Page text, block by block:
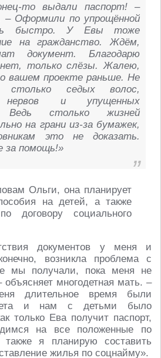
то выдали паспорт! –
– Оформили по упрощённой
быстро. У Евы тоже
на гражданство. Ждём,
документ. Благодарю
только слёзы. Жалею,
вашем проекте раньше. Не
столько седых волос,
нервов и упущенных
Ведь столько жизней
на грани из-за бумажек,
это не доказать.
за помощь!»
Ольги, она планирует
на детей, а также
договору социального
документов у меня и
возникла проблема с
мы получали, пока меня не
многодетная мать. –
длительное время были
и нам с детьми было
только Ева получит паспорт,
на все положенные по
я планирую составить
жилья по соцнайму».